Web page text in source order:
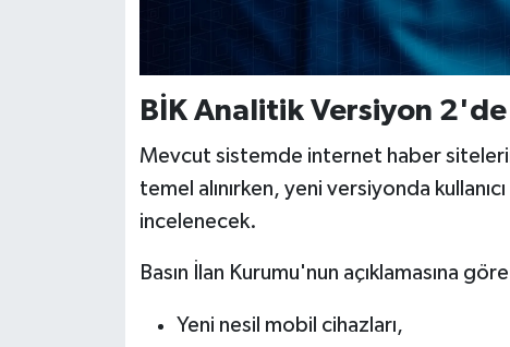
BİK Analitik Versiyon
Mevcut sistemde internet haber
temel alınırken, yeni versiyonda
incelenecek.
Basın İlan Kurumu'nun açıklamasına
Yeni nesil mobil cihazları,